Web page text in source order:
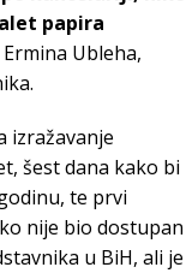
papira
Ubleha,
izražavanje
šest dana kako bi
te prvi
nije bio dostupan
u BiH, ali je